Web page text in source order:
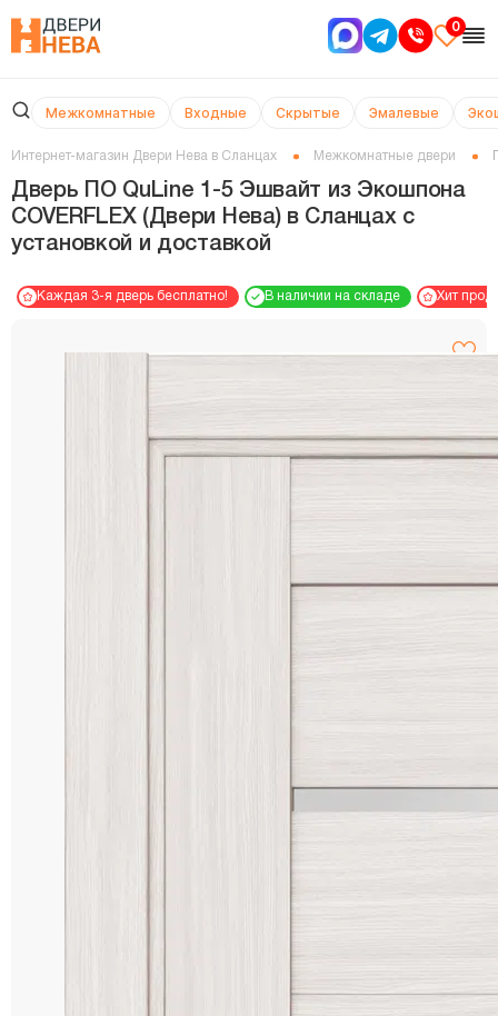
0
Межкомнатные Входные Скрытые Эмалевые
Интернет-магазин Двери Нева в Сланцах Межкомнатные двери
Дверь ПО QuLine 1-5 Эшвайт из Экошпона
COVERFLEX (Двери Нева) в Сланцах с
установкой и доставкой
Каждая 3-я дверь бесплатно! В наличии на складе Хит